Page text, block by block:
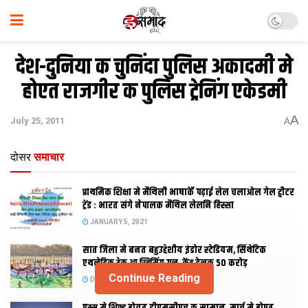
देश-दुनिया क चुनिंदा पुलिस अकादमी मे
होएत राजगीर क पुलिस ट्रेनिंग एकेडमी
July 25, 2011 AA
दोसर समाचार
प्राथमिक शि‍क्षा मे मैथि‍ली भाषाकेँ पढ़ाई लेल चलाओल गेल ट्वीटर
ट्रेंड : भारत संगे नेपालक मैथिल लेलनि हिस्सा
JANUARY 5, 2021
सात जिला मे बनत बहुउद्देशीय इंडोर स्‍टेडि‍यम, सिंथेटिक
एथलेटिक ट्रेक आ स्विमिंग पुल, केंद्र देलक 50 करोड़
DECEMBER 26, 2020
Continue Reading